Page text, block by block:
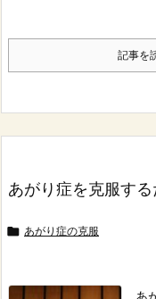
記事を
あがり症を克服する
 あがり症の克服
あ